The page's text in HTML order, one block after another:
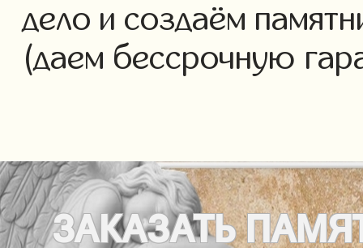
дело и создаём
(даем бессрочную
ЗАКАЗАТЬ